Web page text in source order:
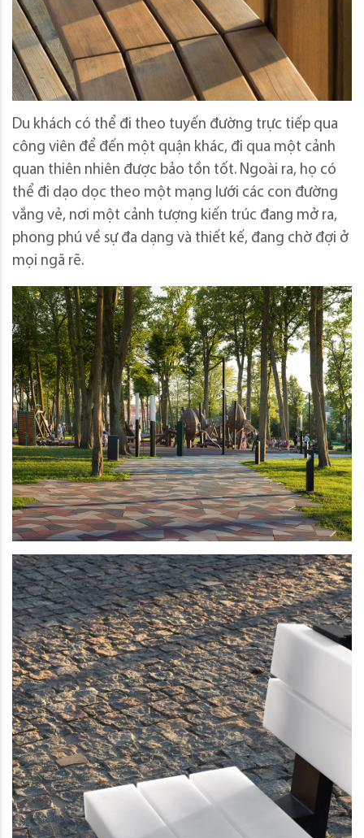
Du khách có thể đi theo tuyến đường trực tiếp qua
công viên để đến một quận khác, đi qua một cảnh
quan thiên nhiên được bảo tồn tốt. Ngoài ra, họ có
thể đi dạo dọc theo một mạng lưới các con đường
vắng vẻ, nơi một cảnh tượng kiến ​​trúc đang mở ra,
phong phú về sự đa dạng và thiết kế, đang chờ đợi ở
mọi ngã rẽ.